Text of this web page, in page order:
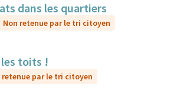
dans les quartiers
Non retenue par le tri citoyen
toits !
retenue par le tri citoyen